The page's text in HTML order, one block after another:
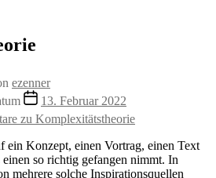
ezenner
13. Februar 2022
zu Komplexitätstheorie
ein Konzept, einen Vortrag, einen Text
so richtig gefangen nimmt. In
mehrere solche Inspirationsquellen